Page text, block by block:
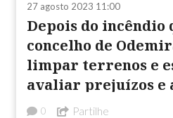
27 agosto 2023 11:00
Depois do incêndio
concelho de
limpar terrenos e
avaliar prejuízos e
apoios ...
0 Partilhe